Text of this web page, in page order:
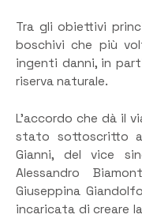
Tra gli obiettivi
boschivi che più
ingenti danni, in
riserva naturale.
L’accordo che dà il
stato sottoscritto
Gianni, del vice
Alessandro
Giuseppina
incaricata di creare